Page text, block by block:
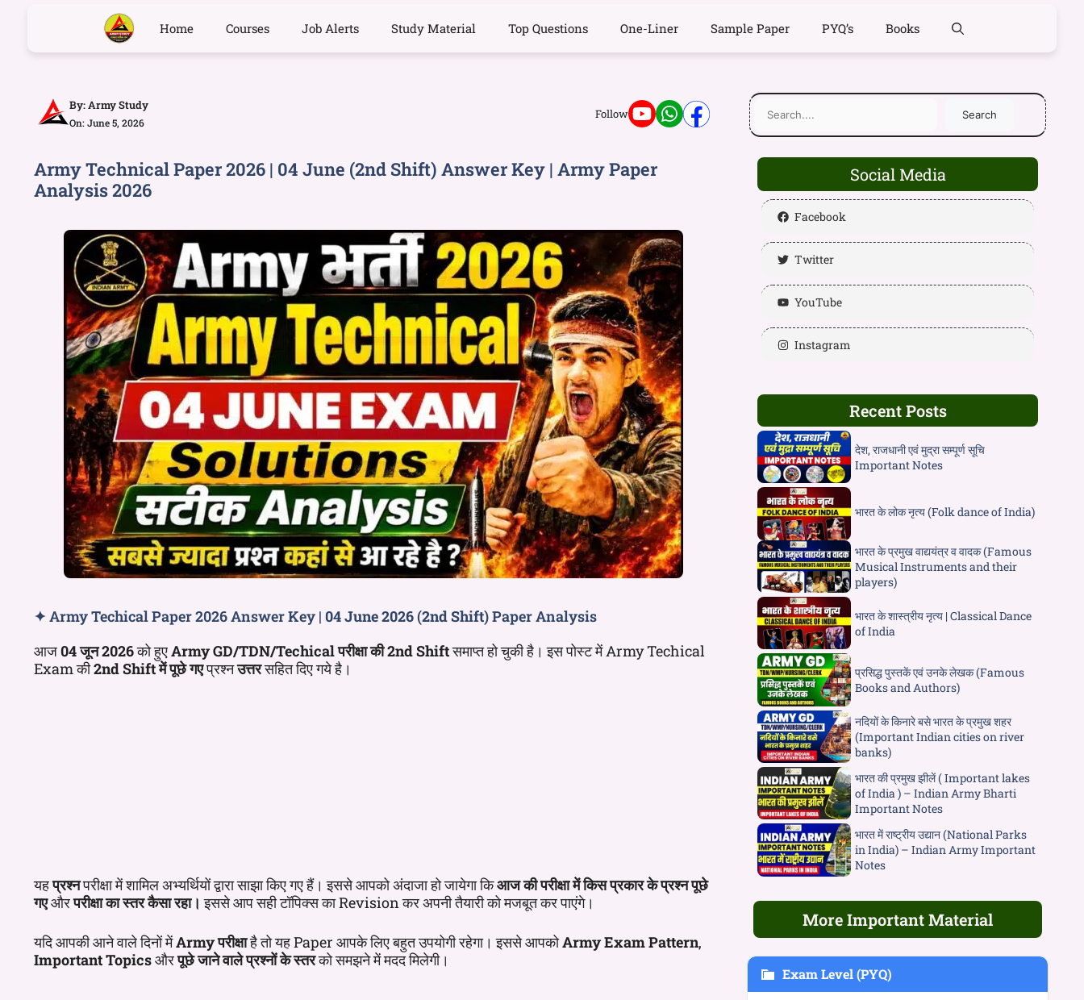
Home Courses Job Alerts Study Material Top Questions One-Liner Sample Paper PYQ’s Books
By:Army Study
On: June 5, 2026
Follow
Army Technical Paper 2026 | 04 June (2nd Shift) Answer Key | Army Paper
Analysis 2026
✦ Army Techical Paper 2026 Answer Key | 04 June 2026(2nd Shift) Paper Analysis
आज04 जून 2026को हुएArmy GD/TDN/Techical परीक्षा की2ndShiftसमाप्त हो चुकी है। इस पोस्ट में Army Techical
Exam की2ndShiftमें पूछे गएप्रश्नउत्तरसहित दिए गये है।
यहप्रश्नपरीक्षा में शामिल अभ्यर्थियों द्वारा साझा किए गए हैं। इससे आपको अंदाजा हो जायेगा किआज की परीक्षा में किस प्रकार के प्रश्न पूछे
गएऔरपरीक्षा का स्तर कैसा रहा। इससे आप सही टॉपिक्स का Revision कर अपनी तैयारी को मजबूत कर पाएंगे।
यदि आपकी आने वाले दिनों मेंArmy परीक्षाहै तो यह Paper आपके लिए बहुत उपयोगी रहेगा। इससे आपकोArmy Exam Pattern,
Important Topicsऔरपूछे जाने वाले प्रश्नों के स्तरको समझने में मदद मिलेगी।
Search
Social Media
Facebook
Twitter
YouTube
Instagram
Recent Posts
देश, राजधानी एवं मुद्रा सम्पूर्ण सूचि
Important Notes
भारत के लोक नृत्य (Folk dance of India)
भारत के प्रमुख वाद्ययंत्र व वादक (Famous
Musical Instruments and their
players)
भारत के शास्त्रीय नृत्य | Classical Dance
of India
प्रसिद्ध पुस्तकें एवं उनके लेखक (Famous
Books and Authors)
नदियों के किनारे बसे भारत के प्रमुख शहर
(Important Indian cities on river
banks)
भारत की प्रमुख झीलें ( Important lakes
of India ) – Indian Army Bharti
Important Notes
भारत में राष्ट्रीय उद्यान (National Parks
in India) – Indian Army Important
Notes
More Important Material
Exam Level (PYQ)